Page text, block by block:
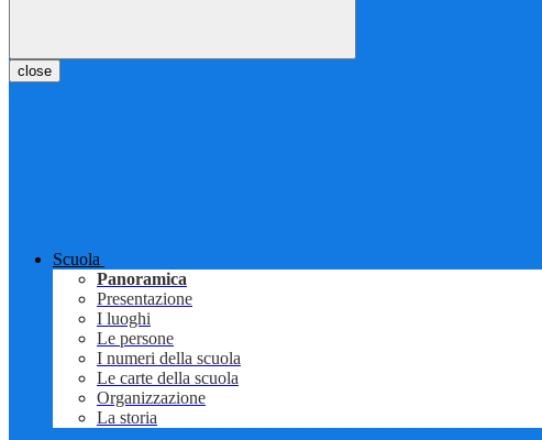
close
Scuola
Panoramica
Presentazione
I luoghi
Le persone
I numeri della scuola
Le carte della scuola
Organizzazione
La storia